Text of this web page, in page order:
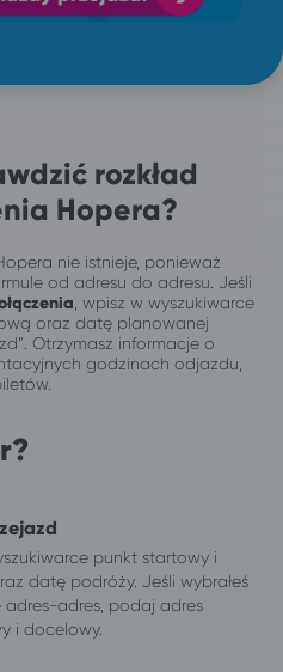
rozkład
Hopera?
nie istnieje, ponieważ
od adresu do adresu. Jeśli
, wpisz w wyszukiwarce
oraz datę planowanej
Otrzymasz informacje o
godzinach odjazdu,
punkt startowy i
datę podróży. Jeśli wybrałeś
adres-adres, podaj adres
i docelowy.